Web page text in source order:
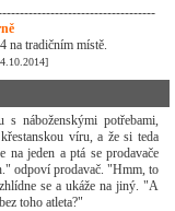
na tradičním místě.
náboženskými potřebami,
víru, a že si teda
na jeden a ptá se prodavače
odpoví prodavač. "Hmm, to
se a ukáže na jiný. "A
toho atleta?"